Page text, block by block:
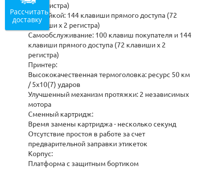
х 2 регистра)
Со стойкой: 144 клавиши прямого доступа (72
клавиши х 2 регистра)
Самообслуживание: 100 клавиш покупателя и 144
клавиши прямого доступа (72 клавиши х 2
регистра)
Принтер:
Высококачественная термоголовка: ресурс 50 км
/ 5x10(7) ударов
Улучшенный механизм протяжки: 2 независимых
мотора
Сменный картридж:
Время замены картриджа - несколько секунд
Отсутствие простоя в работе за счет
предварительной заправки этикеток
Корпус:
Платформа с защитным бортиком
Рассчитать
доставку